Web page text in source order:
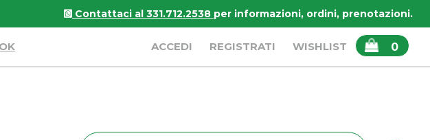
Contattaci al 331.712.2538 per informazioni, ordini, prenotazioni.
ACCEDI REGISTRATI WISHLIST 0
ARTICOLI
INSERITI